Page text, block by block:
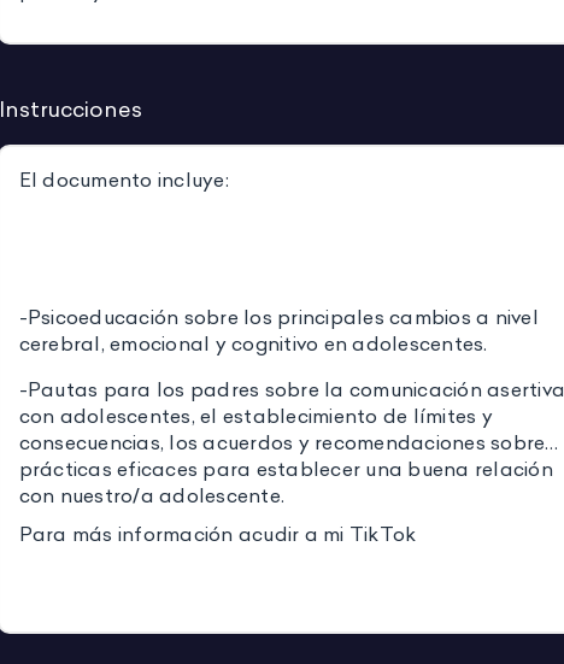
Instrucciones
El documento incluye:
-Psicoeducación sobre los principales cambios a nivel
cerebral, emocional y cognitivo en adolescentes.
-Pautas para los padres sobre la comunicación asertiva
con adolescentes, el establecimiento de límites y
consecuencias, los acuerdos y recomendaciones sobre
prácticas eficaces para establecer una buena relación
con nuestro/a adolescente.
Para más información acudir a mi TikTok